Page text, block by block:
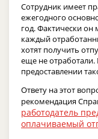
Сотрудник имеет
ежегодного
год. Фактически он
каждый
хотят получить
еще не отработали.
предоставлении
Ответу на этот
рекомендация
работодатель
оплачиваемый